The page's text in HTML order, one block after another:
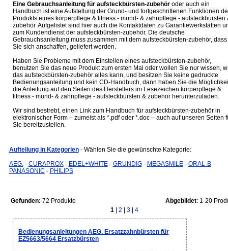
Eine Gebrauchsanleitung für aufsteckbürsten-zubehöroder auch ein
Handbuch ist eine Aufstellung der Grund- und fortgeschrittenen Funktionen
Produkts eines körperpflege & fitness - mund- & zahnpflege - aufsteckbürsten
zubehör. Aufgelistet sind hier auch die Kontaktdaten zu Garantiewerkstätten
zum Kundendienst der aufsteckbürsten-zubehör. Die deutsche
Gebrauchsanleitung muss zusammen mit dem aufsteckbürsten-zubehör, dass
Sie sich anschaffen, geliefert werden.
Haben Sie Probleme mit dem Einstellen eines aufsteckbürsten-zubehör,
benutzen Sie das neue Produkt zum ersten Mal oder wollen Sie nur wissen,
das aufsteckbürsten-zubehör alles kann, und besitzen Sie keine gedruckte
Bedienungsanleitung und kein CD-Handbuch, dann haben Sie die
die Anleitung auf den Seiten des Herstellers im Lesezeichen körperpflege &
fitness - mund- & zahnpflege - aufsteckbürsten & zubehör herunterzuladen.
Wir sind bestrebt, einen Link zum Handbuch für aufsteckbürsten-zubehör in
elektronischer Form – zumeist als *.pdf oder *.doc – auch auf unseren Seiten
Sie bereitzustellen.
Aufteilung in Kategorien - Wählen Sie die gewünschte Kategorie:
AEG.- CURAPROX- EDEL+WHITE- GRUNDIG- MEGASMILE- ORAL-B-
PANASONIC - PHILIPS
Gefunden: 72 Produkte Abgebildet: 1-20
1
2 3 4
Bedienungsanleitungen AEG. Ersatzzahnbürsten für
EZ5663/5664 Ersatzbürsten